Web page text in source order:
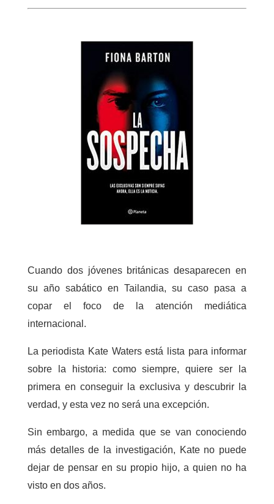
Cuando dos jóvenes británicas desaparecen en
su año sabático en Tailandia, su caso pasa a
copar el foco de la atención mediática
internacional.
La periodista Kate Waters está lista para informar
sobre la historia: como siempre, quiere ser la
primera en conseguir la exclusiva y descubrir la
verdad, y esta vez no será una excepción.
Sin embargo, a medida que se van conociendo
más detalles de la investigación, Kate no puede
dejar de pensar en su propio hijo, a quien no ha
visto en dos años.